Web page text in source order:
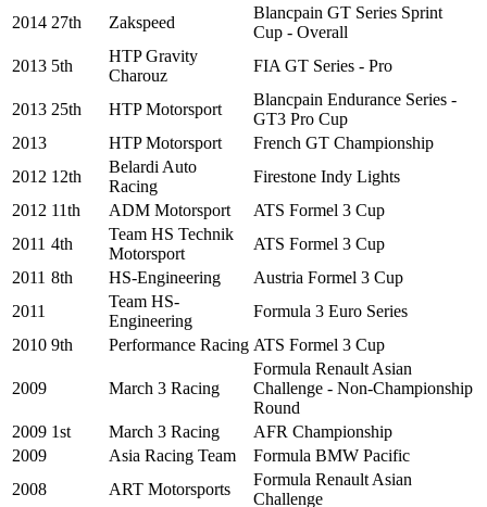
2014 27th Zakspeed
Blancpain GT Series Sprint
Cup - Overall
2013 5th
HTP Gravity
Charouz
FIA GT Series - Pro
2013 25th HTP Motorsport
Blancpain Endurance Series -
GT3 Pro Cup
2013
HTP Motorsport
French GT Championship
2012 12th
Belardi Auto
Racing
Firestone Indy Lights
2012 11th ADM Motorsport
ATS Formel 3 Cup
2011 4th
Team HS Technik
Motorsport
ATS Formel 3 Cup
2011 8th HS-Engineering
Austria Formel 3 Cup
2011
Team HS-
Engineering
Formula 3 Euro Series
2010 9th Performance Racing ATS Formel 3 Cup
2009 March 3 Racing
Formula Renault Asian
Challenge - Non-Championship
Round
2009 1st March 3 Racing
AFR Championship
2009
Asia Racing Team
Formula BMW Pacific
2008
ART Motorsports
Formula Renault Asian
Challenge